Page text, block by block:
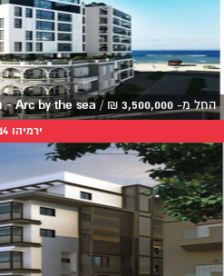
החל מ- 3,500,000
₪
/ Arc by the sea - תל אביב - יפו
ירמיהו 14